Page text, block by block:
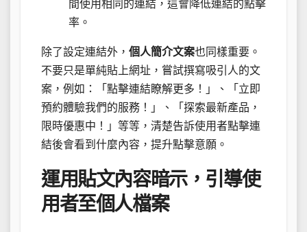
間使用相同的連結，這會降低連結的點擊
率。
除了設定連結外， 個人簡介文案也同樣重要。
不要只是單純貼上網址，嘗試撰寫吸引人的文
案，例如：「點擊連結瞭解更多！」、「立即
預約體驗我們的服務！」、「探索最新產品，
限時優惠中！」等等，清楚告訴使用者點擊連
結後會看到什麼內容，提升點擊意願。
運用貼文內容暗示，引導使
用者至個人檔案